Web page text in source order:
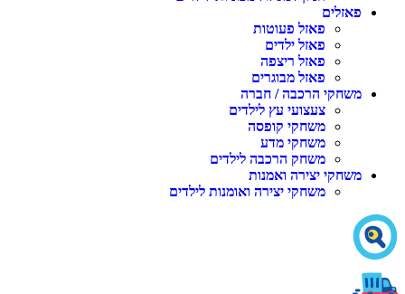
פאזל פעוטות
פאזל ילדים
פאזל ריצפה
פאזל מבוגרים
הרכבה / חברה
צעצועי עץ לילדים
משחקי קופסה
משחקי מדע
משחק הרכבה לילדים
יצירה ואמנות
משחקי יצירה ואומנות לילדים